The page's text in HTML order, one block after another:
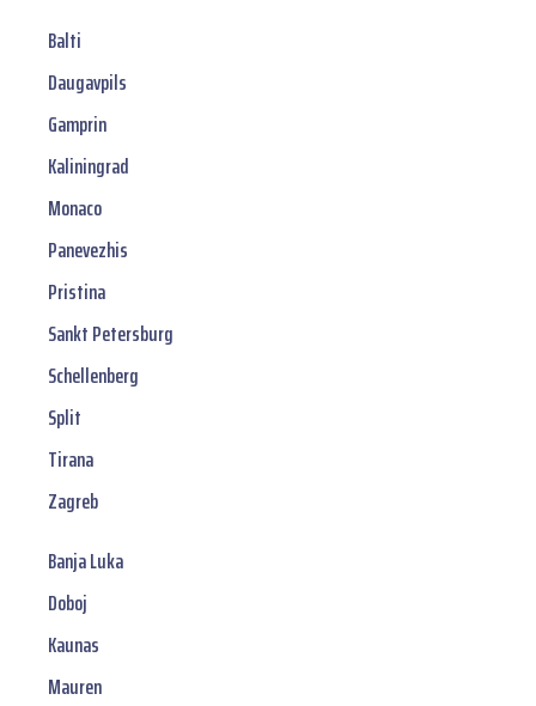
Balti
Daugavpils
Gamprin
Kaliningrad
Monaco
Panevezhis
Pristina
Sankt Petersburg
Schellenberg
Split
Tirana
Zagreb
Banja Luka
Doboj
Kaunas
Mauren